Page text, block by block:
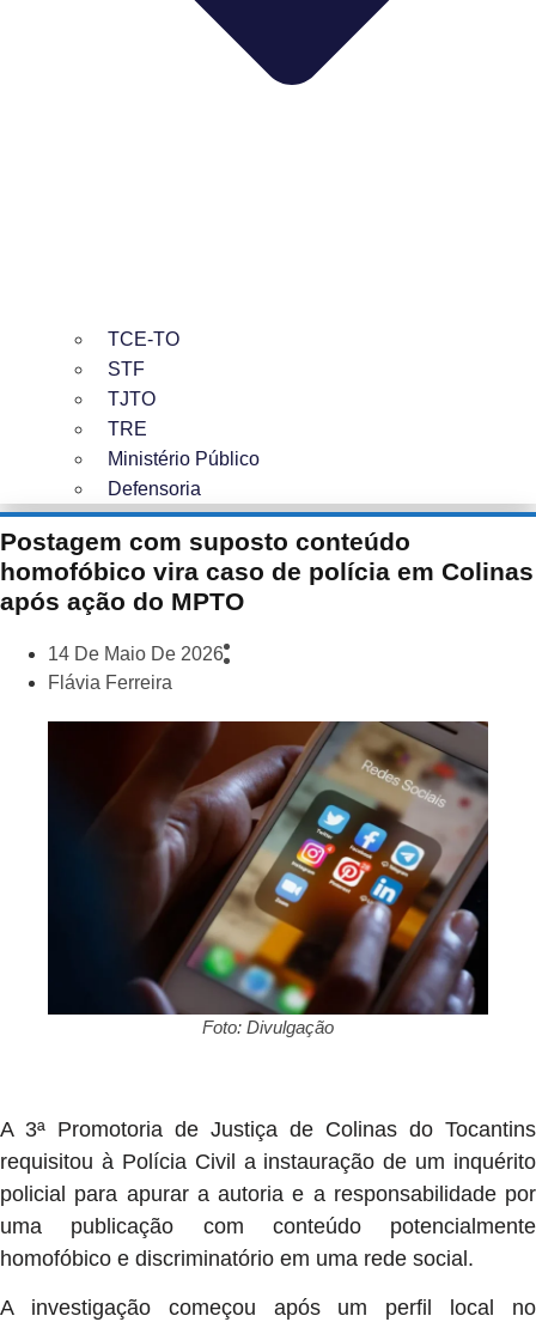
TCE-TO
STF
TJTO
TRE
Ministério Público
Defensoria
Postagem com suposto conteúdo
homofóbico vira caso de polícia em Colinas
após ação do MPTO
14 De Maio De 2026
Flávia Ferreira
Foto: Divulgação
A 3ª Promotoria de Justiça de Colinas do Tocantins
requisitou à Polícia Civil a instauração de um inquérito
policial para apurar a autoria e a responsabilidade por
uma publicação com conteúdo potencialmente
homofóbico e discriminatório em uma rede social.
A investigação começou após um perfil local no